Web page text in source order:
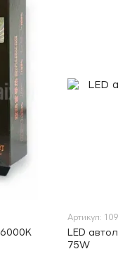
Артикул:
LED
75W